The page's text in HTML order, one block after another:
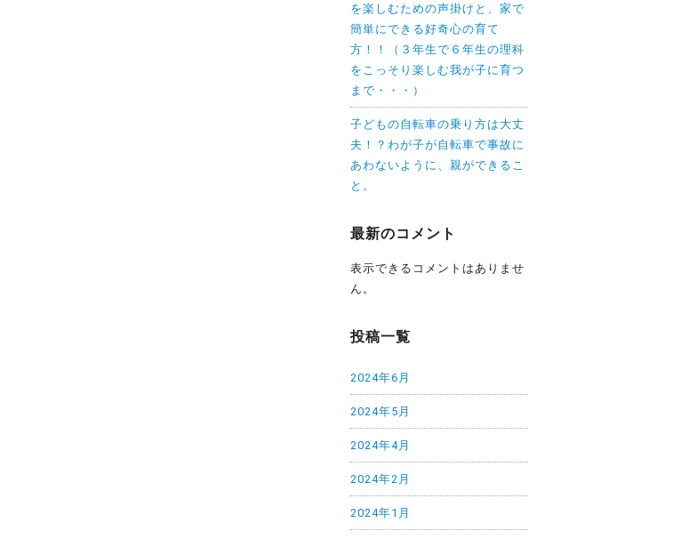
を楽しむための声掛けと、家で
簡単にできる好奇心の育て
方！！（３年生で６年生の理科
をこっそり楽しむ我が子に育つ
まで・・・）
子どもの自転車の乗り方は大丈
夫！？わが子が自転車で事故に
あわないように、親ができるこ
と。
最新のコメント
表示できるコメントはありませ
ん。
投稿一覧
2024年6月
2024年5月
2024年4月
2024年2月
2024年1月